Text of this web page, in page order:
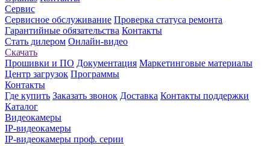
Сервис
Сервисное обслуживание Проверка статуса ремонта
Гарантийные обязательства Контакты
Стать дилером Онлайн-видео
Скачать
Прошивки и ПО Документация Маркетинговые материалы
Центр загрузок Программы
Контакты
Где купить Заказать звонок Доставка Контакты поддержки
Каталог
Видеокамеры
IP-видеокамеры
IP-видеокамеры проф. серии